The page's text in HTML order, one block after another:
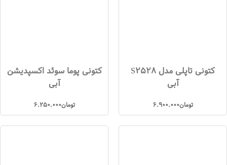
کتونی تاپلی مدل S2528
آبی
تومان6.900.000
کتونی پوما سوئد اکسپدیشن
آبی
تومان6.250.000